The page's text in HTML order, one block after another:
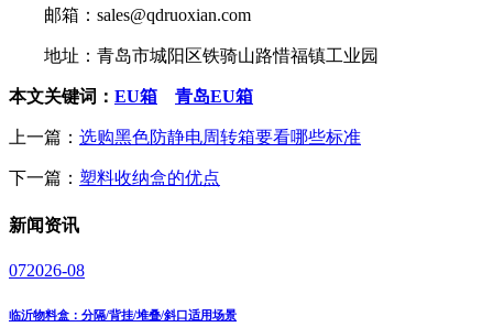
邮箱：sales@qdruoxian.com
地址：青岛市城阳区铁骑山路惜福镇工业园
本文关键词： EU箱 青岛EU箱
上一篇： 选购黑色防静电周转箱要看哪些标准
下一篇： 塑料收纳盒的优点
新闻资讯
072026-08
临沂物料盒：分隔/背挂/堆叠/斜口适用场景